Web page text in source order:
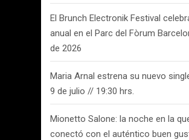
El Brunch Electronik Festival
anual en el Parc del Fòrum
de 2026
Maria Arnal estrena su nuevo
9 de julio // 19:30 hrs.
Mionetto Salone: la noche en la
conectó con el auténtico buen